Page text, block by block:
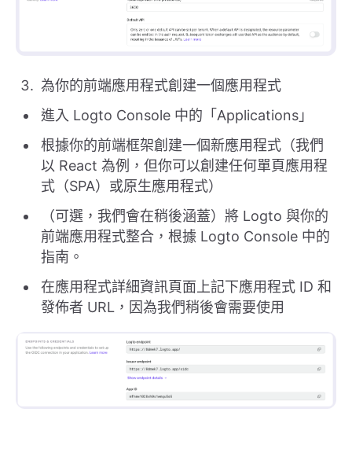
為你的前端應用程式創建一個應用程式
進入 Logto Console 中的「Applications」
根據你的前端框架創建一個新應用程式（我們
以 React 為例，但你可以創建任何單頁應用程
式（SPA）或原生應用程式）
（可選，我們會在稍後涵蓋）將 Logto 與你的
前端應用程式整合，根據 Logto Console 中的
指南。
在應用程式詳細資訊頁面上記下應用程式 ID 和
發佈者 URL，因為我們稍後會需要使用